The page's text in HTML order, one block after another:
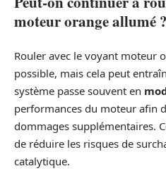
moteur orange allumé ?
Rouler avec le voyant moteur
possible, mais cela peut
système passe souvent en
performances du moteur afin
dommages supplémentaires.
de réduire les risques de
catalytique.